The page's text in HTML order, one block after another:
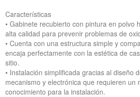
Características
• Gabinete recubierto con pintura en polvo
alta calidad para prevenir problemas de
• Cuenta con una estructura simple y
encaja perfectamente con la estética de
sitio.
• Instalación simplificada gracias al diseño
mecanismo y electrónica que requieren un
conocimiento para la instalación.